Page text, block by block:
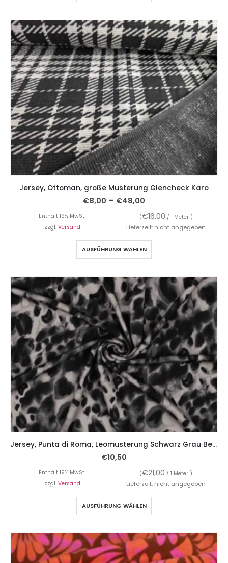
Jersey, Ottoman, große Musterung Glencheck Karo
€8,00 – €48,00
Enthält 19% MwSt. (€16,00 / 1 Meter )
zzgl. Versand Lieferzeit: nicht angegeben
AUSFÜHRUNG WÄHLEN
Jersey, Punta di Roma, Leomusterung Schwarz Grau Beige
€10,50
Enthält 19% MwSt. (€21,00 / 1 Meter )
zzgl. Versand Lieferzeit: nicht angegeben
AUSFÜHRUNG WÄHLEN